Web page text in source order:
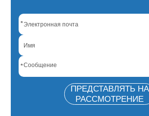
*
*
ПРЕДСТАВЛЯТЬ НА
РАССМОТРЕНИЕ